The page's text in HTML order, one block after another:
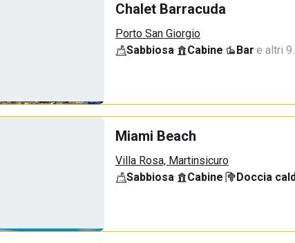
Chalet Barracuda
Porto San Giorgio
Sabbiosa· Cabine· Bar·e altri
Miami Beach
Villa Rosa, Martinsicuro
Sabbiosa· Cabine· Doccia